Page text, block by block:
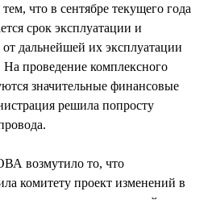
что в сентябре текущего года
срок эксплуатации и
от дальнейшей их эксплуатации
На проведение комплексного
значительные финансовые
решила попросту
возмутило то, что
комитету проект изменений в